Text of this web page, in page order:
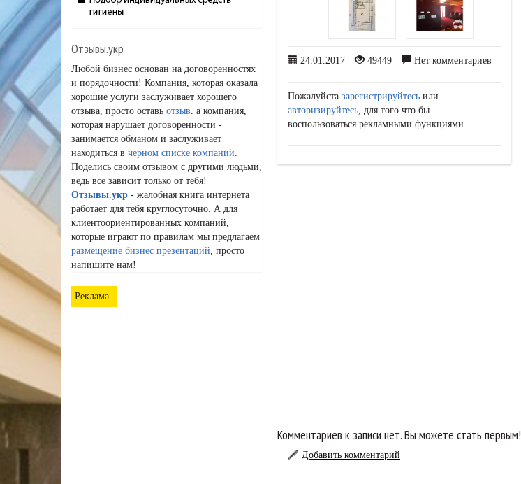
Отзывы.укр
Любой бизнес основан на договоренностях
и порядочности! Компания, которая оказала
хорошие услуги заслуживает хорошего
отзыва, просто оставь отзыв. а компания,
которая нарушает договоренности -
занимается обманом и заслуживает
находиться в черном списке компаний.
Поделись своим отзывом с другими людьми,
ведь все зависит только от тебя!
Отзывы.укр - жалобная книга интернета
работает для тебя круглосуточно. А для
клиентоориентированных компаний,
которые играют по правилам мы предлагаем
размещение бизнес презентаций, просто
напишите нам!
Реклама
24.01.2017 49449 Нет комментариев
Пожалуйста зарегистрируйтесь или
авторизируйтесь , для того что бы
воспользоваться рекламными функциями
Комментариев к записи нет. Вы можете стать первым!
Добавить комментарий